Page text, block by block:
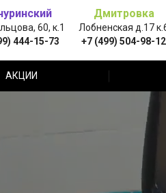
60, к.1
444-15-73
Дмитровка
Лобненская д.17
+7 (499) 504-98-12
АКЦИИ